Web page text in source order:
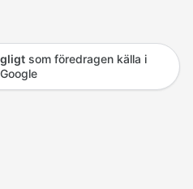
som föredragen källa i
Google